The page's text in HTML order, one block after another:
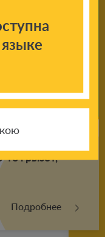
что де­лать,
то гры­зет,
Подробнее